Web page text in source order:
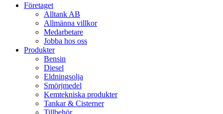
Close
Företaget
Alltank AB
Allmänna villkor
Medarbetare
Jobba hos oss
Produkter
Bensin
Diesel
Eldningsolja
Smörjmedel
Kemtekniska produkter
Tankar & Cisterner